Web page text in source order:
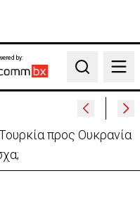
by:
Search
προς Ουκρανία